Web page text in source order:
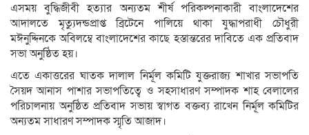
এসময় বুদ্ধিজীবী হত্যার অন্যতম শীর্ষ পরিকল্পনাকারী বাংলাদেশের
আদালতে মৃত্যুদন্ডপ্রাপ্ত ব্রিটেনে পালিয়ে থাকা যুদ্ধাপরাধী চৌধুরী
মঈনুদ্দিনকে অবিলম্বে বাংলাদেশের কাছে হস্তান্তরের দাবিতে এক প্রতিবাদ
সভা অনুষ্ঠিত হয়।
এতে একাত্তরের ঘাতক দালাল নির্মূল কমিটি যুক্তরাজ্য শাখার সভাপতি
সৈয়দ আনাস পাশার সভাপতিত্বে ও সহসাধারণ সম্পাদক শাহ বেলালের
পরিচালনায় অনুষ্ঠিত প্রতিবাদ সভায় স্বাগত বক্তব্য রাখেন নির্মূল কমিটির
অন্যতম সাধারণ সম্পাদক স্মৃতি আজাদ।